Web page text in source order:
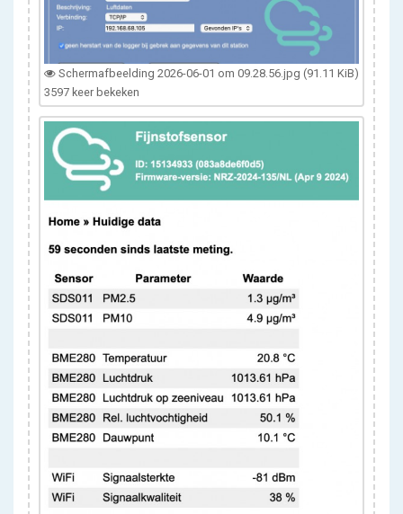
Scherm­afbeelding 2026-06-01 om 09.28.56.jpg (91.11 KiB)
3597 keer bekeken